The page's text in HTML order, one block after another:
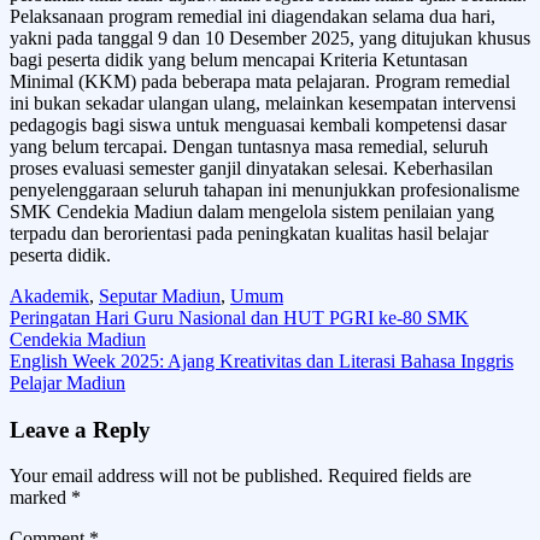
Pelaksanaan program remedial ini diagendakan selama dua hari,
yakni pada tanggal 9 dan 10 Desember 2025, yang ditujukan khusus
bagi peserta didik yang belum mencapai Kriteria Ketuntasan
Minimal (KKM) pada beberapa mata pelajaran. Program remedial
ini bukan sekadar ulangan ulang, melainkan kesempatan intervensi
pedagogis bagi siswa untuk menguasai kembali kompetensi dasar
yang belum tercapai. Dengan tuntasnya masa remedial, seluruh
proses evaluasi semester ganjil dinyatakan selesai. Keberhasilan
penyelenggaraan seluruh tahapan ini menunjukkan profesionalisme
SMK Cendekia Madiun dalam mengelola sistem penilaian yang
terpadu dan berorientasi pada peningkatan kualitas hasil belajar
peserta didik.
Akademik, Seputar Madiun, Umum
Post
navigation
Peringatan Hari Guru Nasional dan HUT PGRI ke-80 SMK
Cendekia Madiun
English Week 2025: Ajang Kreativitas dan Literasi Bahasa Inggris
Pelajar Madiun
Leave a Reply
Your email address will not be published. Required fields are
marked *